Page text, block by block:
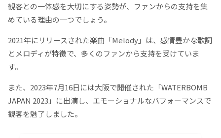
観客との一体感を大切にする姿勢が、ファンからの支持を集
めている理由の一つでしょう。
2021年にリリースされた楽曲「Melody」は、感情豊かな歌詞
とメロディが特徴で、多くのファンから支持を受けていま
す。
また、2023年7月16日には大阪で開催された「WATERBOMB
JAPAN 2023」に出演し、エモーショナルなパフォーマンスで
観客を魅了しました。